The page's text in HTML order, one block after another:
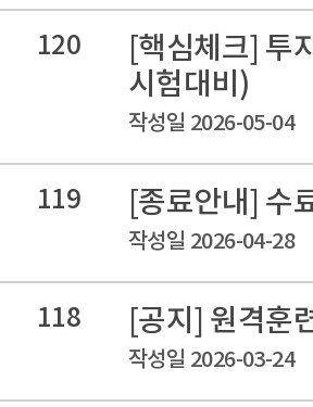
120
[핵심체크] 투
시험대비)
작성일 2026-05-04
119 [종료안내] 수
작성일 2026-04-28
118 [공지] 원격훈
작성일 2026-03-24